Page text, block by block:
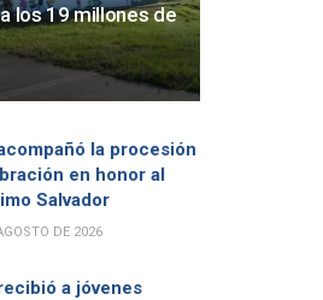
los 19 millones de
la procesión
en honor al
Salvador
DE 2026
a jóvenes